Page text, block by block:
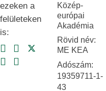
ezeken a
felületeken
is:
Közép-
európai
Akadémia
Rövid név:
ME KEA
Adószám:
19359711-1-
43